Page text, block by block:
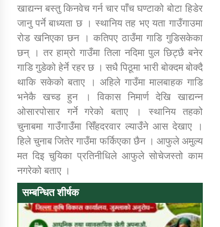
खाद्यन्न बस्तु किनवेच गर्न चार पाँच घण्टाको बोटा हिडेर
जानु पर्ने बाध्यता छ । स्थानिय तह भए यता गाउँगाउमा
रोड खनिएका छन । कतिपए ठाउँमा गाडि गुडिसकेका
छन् । तर हाम्रो गाउँमा तिला नदिमा पुल छिट्छै बनेर
गाडि गुडेको हेर्ने रहर छ । सधै पिठूमा भारी बोक्दम बोक्दै
थाकि सकेको बताए । अहिले गाउँमा मालबाहक गाडि
भनेकै खच्ड हुन । विकास निमार्ण देखि खाद्यन्न
ओसारपोसार गर्ने गरेको बताए । स्थानिय तहको
चुनाबमा गाउँगाउँमा सिँहदरवार ल्याउँने आस देखाए ।
हिले चुनाब जितेर गाउँमा फर्किएका छैन । आफुले अमुल्य
मत दिइ चुयिका प्रतिनीधिले आफुले सोचेजस्तो काम
नगरेको बताए ।
सम्बन्धित शीर्षक